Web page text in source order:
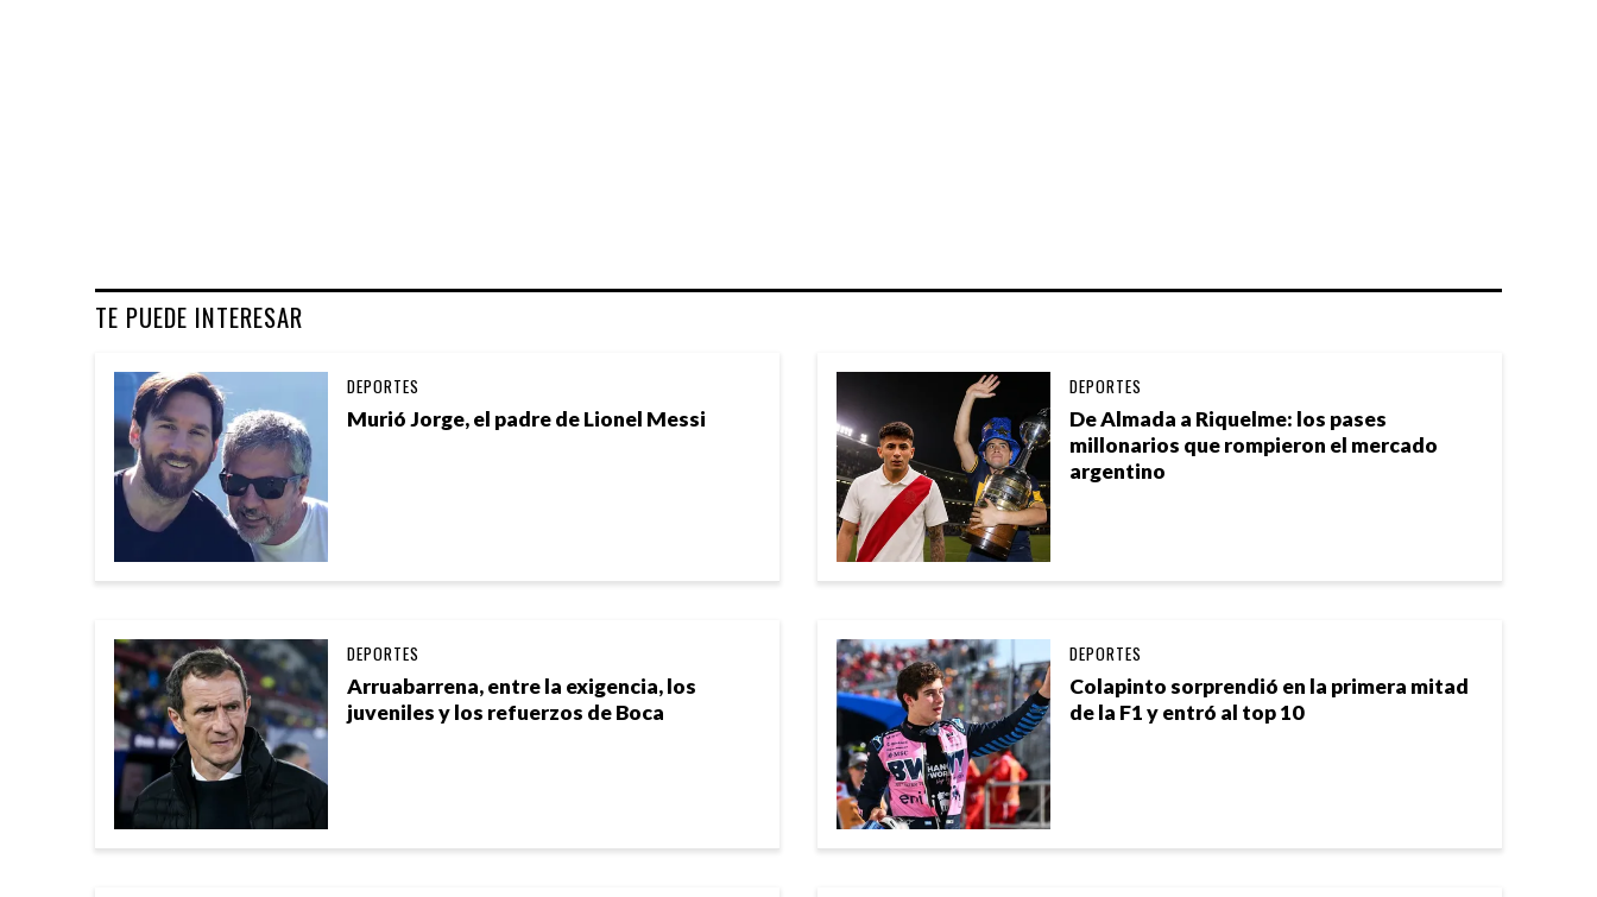
TE PUEDE INTERESAR
Murió Jorge, el padre de Lionel Messi
DEPORTES
De Almada a Riquelme: los pases
millonarios que rompieron el mercado
argentino
DEPORTES
Arruabarrena, entre la exigencia, los
juveniles y los refuerzos de Boca
DEPORTES
Colapinto sorprendió en la primera mitad
de la F1 y entró al top 10
DEPORTES